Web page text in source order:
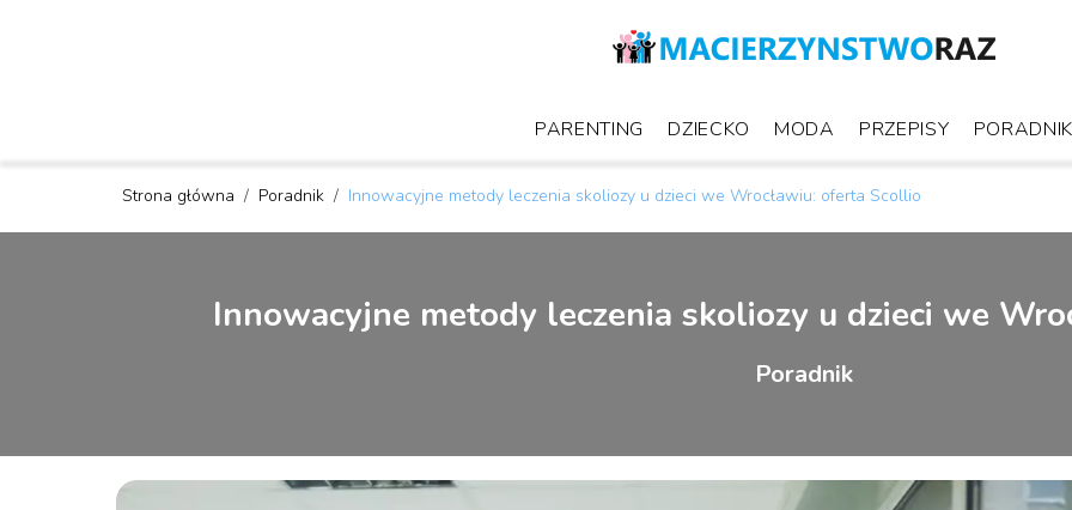
PARENTING DZIECKO MODA PRZEPISY PORADNIK
Strona główna / Poradnik / Innowacyjne metody leczenia skoliozy u dzieci we Wrocławiu: oferta Scollio
Innowacyjne metody leczenia skoliozy u dzieci we
Poradnik